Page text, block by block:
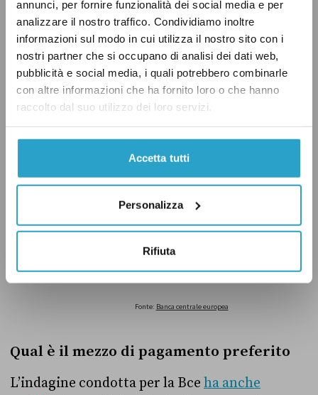
annunci, per fornire funzionalità dei social media e per
analizzare il nostro traffico. Condividiamo inoltre
informazioni sul modo in cui utilizza il nostro sito con i
nostri partner che si occupano di analisi dei dati web,
pubblicità e social media, i quali potrebbero combinarle
con altre informazioni che ha fornito loro o che hanno
raccolto dal suo utilizzo dei loro servizi.
Accetta tutti
Personalizza
Rifiuta
Qual è il mezzo di pagamento preferito
L’indagine condotta per la Bce ha anche